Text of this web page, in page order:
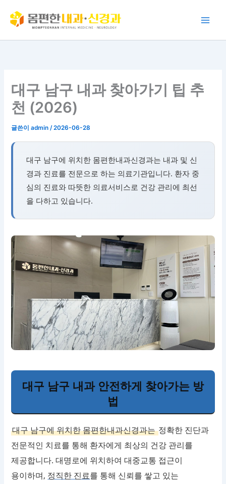
로
대구 남구 내과 찾아가기 팁 추
천 (2026)
글쓴이admin/2026-06-28
대구 남구에 위치한 몸편한내과신경과는 내과 및 신
경과 진료를 전문으로 하는 의료기관입니다. 환자 중
심의 진료와 따뜻한 의료서비스로 건강 관리에 최선
을 다하고 있습니다.
대구 남구 내과 안전하게 찾아가는 방
법
대구 남구에 위치한 몸편한내과신경과는정확한 진단과
전문적인 치료를 통해 환자에게 최상의 건강 관리를
제공합니다. 대명로에 위치하여 대중교통 접근이
용이하며, 정직한 진료를 통해 신뢰를 쌓고 있는